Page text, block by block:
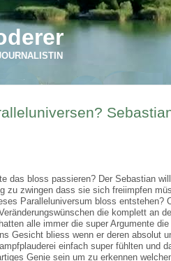
das bloss passieren? Der Sebastian
zu zwingen dass sie sich freiimpfen
Paralleluniversum bloss
die komplett an
alle immer die super Argumente
Gesicht bliess wenn er deren absolut
einfach super fühlten und
Genie sein um zu erkennen